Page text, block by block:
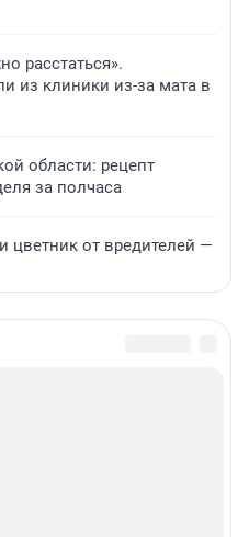
расстаться».
из клиники из-за мата в
области: рецепт
за полчаса
цветник от вредителей —